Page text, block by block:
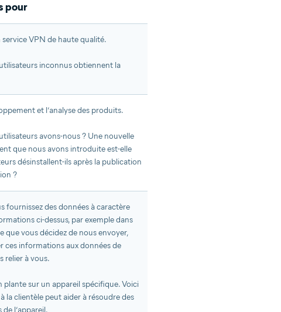
pour
VPN de haute qualité.
inconnus obtiennent la
et l’analyse des produits.
avons-nous ? Une nouvelle
que nous avons introduite est-elle
désinstallent-ils après la publication
?
fournissez des données à caractère
ci-dessus, par exemple dans
que vous décidez de nous envoyer,
ces informations aux données de
relier à vous.
plante sur un appareil spécifique. Voici
la clientèle peut aider à résoudre des
l’appareil.